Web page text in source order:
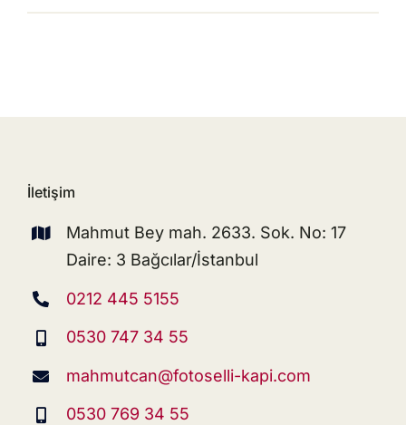
İletişim
Mahmut Bey mah. 2633. Sok. No: 17
Daire: 3 Bağcılar/İstanbul
0212 445 5155
0530 747 34 55
mahmutcan@fotoselli-kapi.com
0530 769 34 55